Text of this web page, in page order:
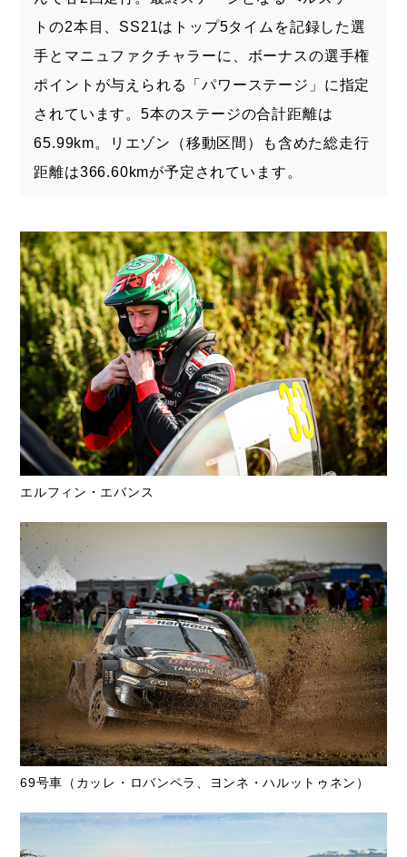
トの2本目、SS21はトップ5タイムを記録した選
手とマニュファクチャラーに、ボーナスの選手権
ポイントが与えられる「パワーステージ」に指定
されています。5本のステージの合計距離は
65.99km。リエゾン（移動区間）も含めた総走行
距離は366.60kmが予定されています。
エルフィン・エバンス
69号車（カッレ・ロバンペラ、ヨンネ・ハルットゥネン）